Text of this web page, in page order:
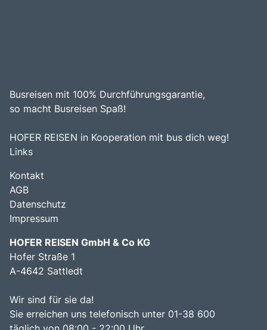
Busreisen mit 100% Durchführungsgarantie,
so macht Busreisen Spaß!
HOFER REISEN in Kooperation mit bus dich weg!
Links
Kontakt
AGB
Datenschutz
Impressum
HOFER REISEN GmbH & Co KG
Hofer Straße 1
A-4642 Sattledt
Wir sind für sie da!
Sie erreichen uns telefonisch unter 01-38 600